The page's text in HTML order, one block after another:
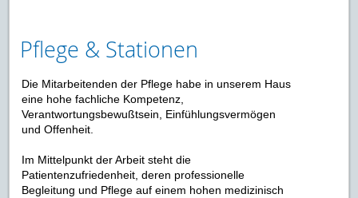
Pflege & Stationen
Die Mitarbeitenden der Pflege habe in unserem Haus
eine hohe fachliche Kompetenz,
Verantwortungsbewußtsein, Einfühlungsvermögen
und Offenheit.
Im Mittelpunkt der Arbeit steht die
Patientenzufriedenheit, deren professionelle
Begleitung und Pflege auf einem hohen medizinisch